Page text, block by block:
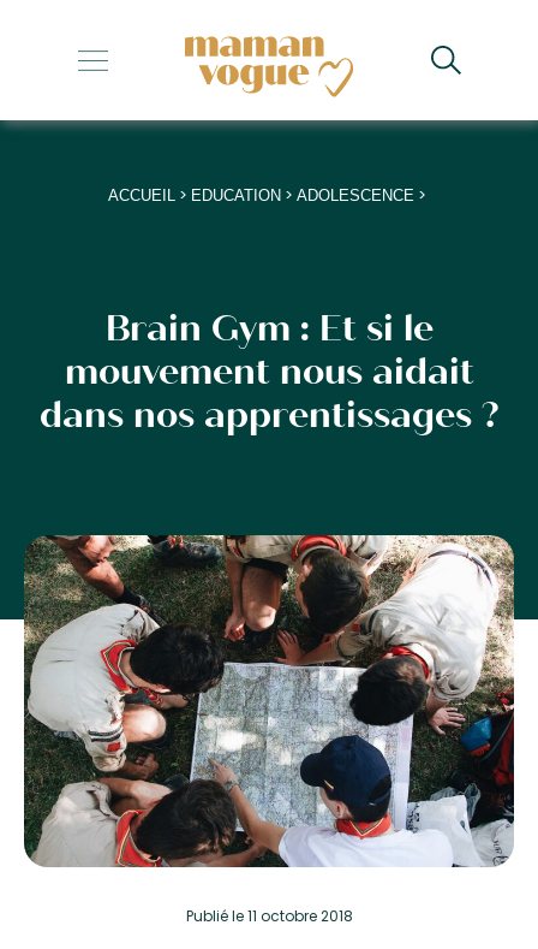
+
+
+
+
ACCUEIL > EDUCATION > ADOLESCENCE >
Brain Gym : Et si le
mouvement nous aidait
dans nos apprentissages ?
Publiéle 11 octobre 2018